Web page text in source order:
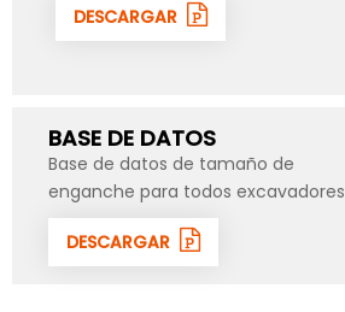
DESCARGAR
BASE DE DATOS
Base de datos de tamaño de
enganche para todos excavadores
DESCARGAR